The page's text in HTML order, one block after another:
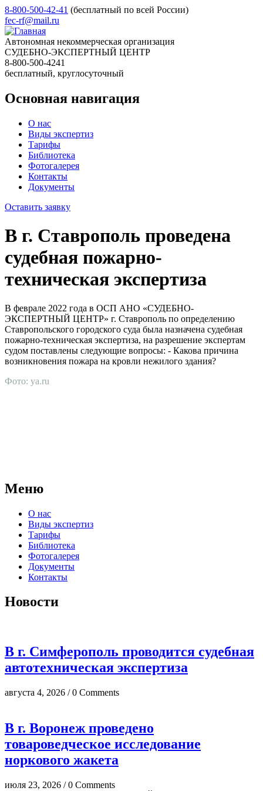
8-800-500-42-41 (бесплатный по всей России)
fec-rf@mail.ru
Автономная некоммерческая организация
СУДЕБНО-ЭКСПЕРТНЫЙ ЦЕНТР
8-800-500-4241
бесплатный, круглосуточный
Основная навигация
О нас
Виды экспертиз
Тарифы
Библиотека
Фотогалерея
Контакты
Документы
Оставить заявку
В г. Ставрополь проведена
судебная пожарно-
техническая экспертиза
В феврале 2022 года в ОСП АНО «СУДЕБНО-
ЭКСПЕРТНЫЙ ЦЕНТР» г. Ставрополь по определению
Ставропольского городского суда была назначена судебная
пожарно-техническая экспертиза, на разрешение экспертам
судом поставлены следующие вопросы: - Какова причина
возникновения пожара на кровли нежилого здания?
Фото: ya.ru
Меню
О нас
Виды экспертиз
Тарифы
Библиотека
Фотогалерея
Документы
Контакты
Новости
В г. Симферополь проводится судебная
автотехническая экспертиза
августа 4, 2026 / 0 Comments
В г. Воронеж проведено
товароведческое исследование
норкового жакета
июля 23, 2026 / 0 Comments